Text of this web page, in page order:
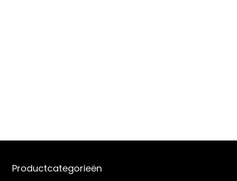
Productcategorieën